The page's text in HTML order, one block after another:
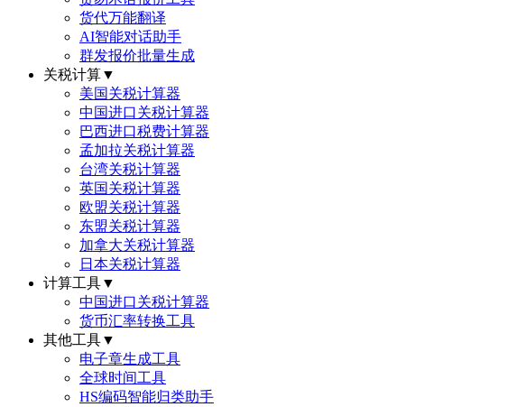
货代万能翻译
AI智能对话助手
群发报价批量生成
关税计算▼
美国关税计算器
中国进口关税计算器
巴西进口税费计算器
孟加拉关税计算器
台湾关税计算器
英国关税计算器
欧盟关税计算器
东盟关税计算器
加拿大关税计算器
日本关税计算器
计算工具▼
中国进口关税计算器
货币汇率转换工具
其他工具▼
电子章生成工具
全球时间工具
HS编码智能归类助手